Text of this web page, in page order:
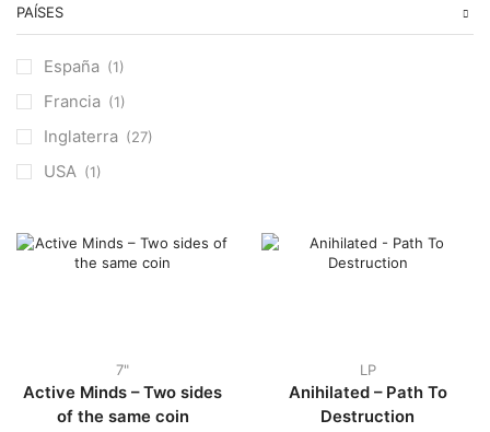
Heavy Metal(91)
Otros (38)
Prog(25)
Punk (146)
Sludge(35)
Thrash Metal(108)
PAÍSES
España (1)
Francia (1)
Inglaterra (27)
USA (1)
7"
Active Minds – Two sides
of the same coin
LP
Anihilated – Path To
Destruction